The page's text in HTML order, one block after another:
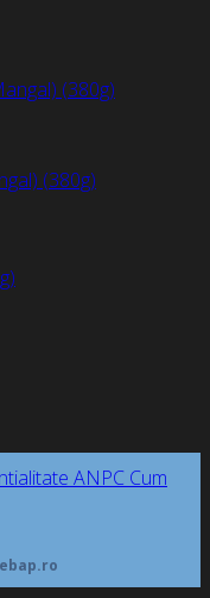
(380g)
ANPC Cum